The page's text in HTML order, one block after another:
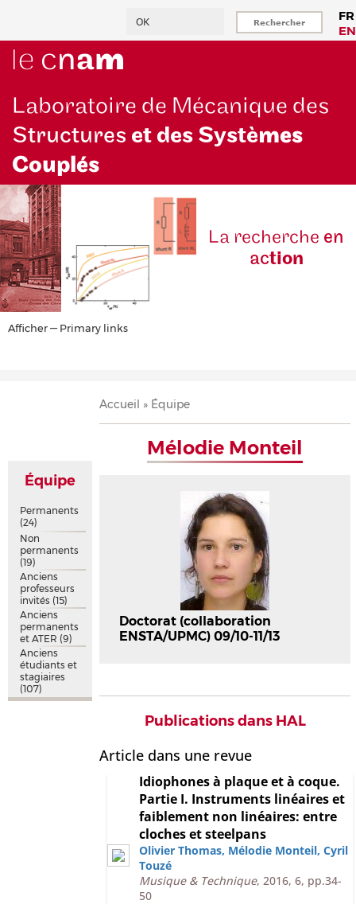
principal
FR
EN
Laboratoire de Mécanique des
Structures et des Systèmes
Couplés
La recherche en
action
Primary
Afficher — Primary links
Fil
d'Ariane
Accueil Équipe
Mélodie Monteil
Doctorat (collaboration
ENSTA/UPMC) 09/10-11/13
Publications dans HAL
Article dans une revue
Idiophones à plaque et à coque.
Partie I. Instruments linéaires et
faiblement non linéaires: entre
cloches et steelpans
Olivier Thomas, Mélodie Monteil,Cyril
Touzé
Musique & Technique, 2016, 6, pp.34-
50
Équipe
Permanents
(24)
Non
permanents
(19)
Anciens
professeurs
invités (15)
Anciens
permanents
et ATER (9)
Anciens
étudiants et
stagiaires
(107)